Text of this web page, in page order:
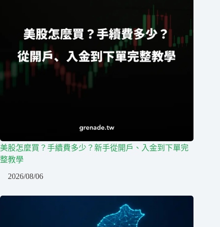
美股怎麼買？手續費多少？新手從開戶、入金到下單完
整教學
2026/08/06